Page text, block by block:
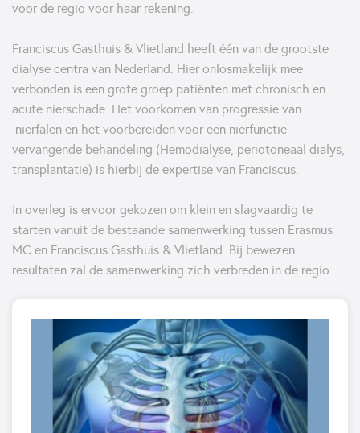
voor de regio voor haar rekening.
Franciscus Gasthuis & Vlietland heeft één van de grootste
dialyse centra van Nederland. Hier onlosmakelijk mee
verbonden is een grote groep patiënten met chronisch en
acute nierschade. Het voorkomen van progressie van
nierfalen en het voorbereiden voor een nierfunctie
vervangende behandeling (Hemodialyse, periotoneaal dialys,
transplantatie) is hierbij de expertise van Franciscus.
In overleg is ervoor gekozen om klein en slagvaardig te
starten vanuit de bestaande samenwerking tussen Erasmus
MC en Franciscus Gasthuis & Vlietland. Bij bewezen
resultaten zal de samenwerking zich verbreden in de regio.